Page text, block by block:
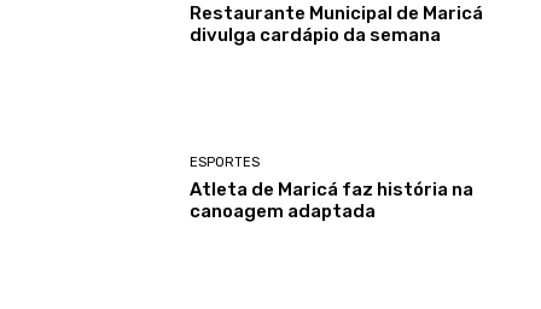
Restaurante Municipal de Maricá
divulga cardápio da semana
ESPORTES
Atleta de Maricá faz história na
canoagem adaptada